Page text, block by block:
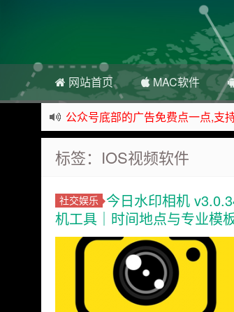
网站首页 MAC软件
公众号底部的广告免费点一点,支
资源来之不易,大家低调使用
如下载链接被封,请在网站留言给我
标签：IOS视频软件
社交娱乐
今日水印相机
机工具｜时间地点与专业模